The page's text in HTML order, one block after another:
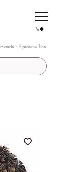
- Epicerie fine